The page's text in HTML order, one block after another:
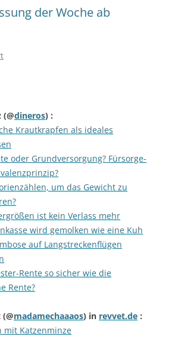
der Woche ab
(@dineros) :
Krautkrapfen als ideales
oder Grundversorgung? Fürsorge-
um das Gewicht zu
ist kein Verlass mehr
wird gemolken wie eine Kuh
auf Langstreckenflügen
Rente so sicher wie die
Rente?
(@madamechaaaos) in revvet.de :
mit Katzenminze